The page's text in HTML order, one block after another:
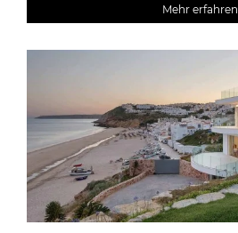
Mehr erfahren